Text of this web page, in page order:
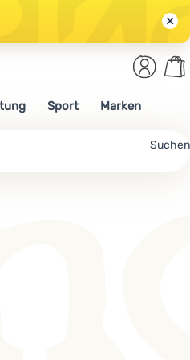
Suchen
Anmelden
Sport Marken